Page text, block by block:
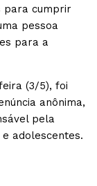
para cumprir
pessoa
para a
(3/5), foi
anônima,
pela
adolescentes.